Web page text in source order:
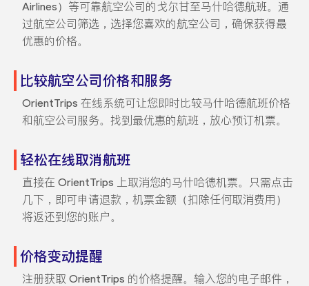
Airlines）等可靠航空公司的戈尔甘至马什哈德航班。通
过航空公司筛选，选择您喜欢的航空公司，确保获得最
优惠的价格。
比较航空公司价格和服务
OrientTrips 在线系统可让您即时比较马什哈德航班价格
和航空公司服务。找到最优惠的航班，放心预订机票。
轻松在线取消航班
直接在 OrientTrips 上取消您的马什哈德机票。只需点击
几下，即可申请退款，机票金额（扣除任何取消费用）
将返还到您的账户。
价格变动提醒
注册获取 OrientTrips 的价格提醒。输入您的电子邮件，